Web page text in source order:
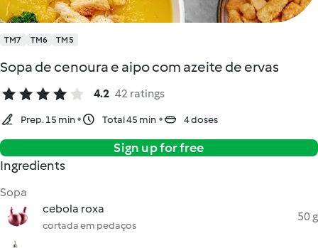
TM7 TM6 TM5
Sopa de cenoura e aipo com azeite de ervas
4.2 42 ratings
Prep. 15 min Total 45 min 4 doses
Sign up for free
Ingredients
Sopa
cebola roxa
cortada em pedaços
50 g